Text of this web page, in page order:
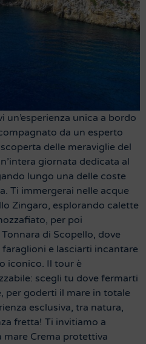
un’esperienza unica a bordo
da un esperto
delle meraviglie del
giornata dedicata al
lungo una delle coste
Ti immergerai nelle acque
Zingaro, esplorando calette
per poi
di Scopello, dove
e lasciarti incantare
iconico. Il tour è
scegli tu dove fermarti
per goderti il mare in totale
esclusiva, tra natura,
fretta! Ti invitiamo a
Crema protettiva